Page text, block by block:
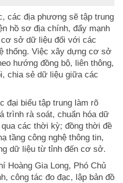
các địa phương sẽ tập trung
hồ sơ địa chính, đẩy mạnh
sở dữ liệu đối với các
thống. Việc xây dựng cơ sở
hướng đồng bộ, liên thông,
chia sẻ dữ liệu giữa các
đại biểu tập trung làm rõ
trình rà soát, chuẩn hóa dữ
các thời kỳ; đồng thời đề
tầng công nghệ thông tin,
dữ liệu từ tỉnh đến cơ sở.
Hoàng Gia Long, Phó Chủ
công tác đo đạc, lập bản đồ